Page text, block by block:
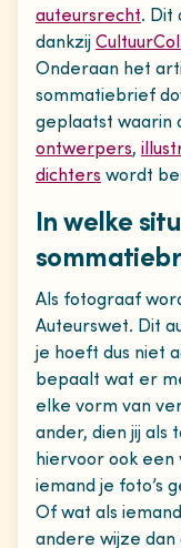
auteursrecht. Dit
dankzij
Onderaan het
sommatiebrief
geplaatst waarin
ontwerpers,
dichters wordt
In welke
Als fotograaf
Auteurswet. Dit
je hoeft dus niet
bepaalt wat er
elke vorm van
ander, dien jij als
hiervoor ook een
iemand je foto’s
Of wat als
andere wijze dan